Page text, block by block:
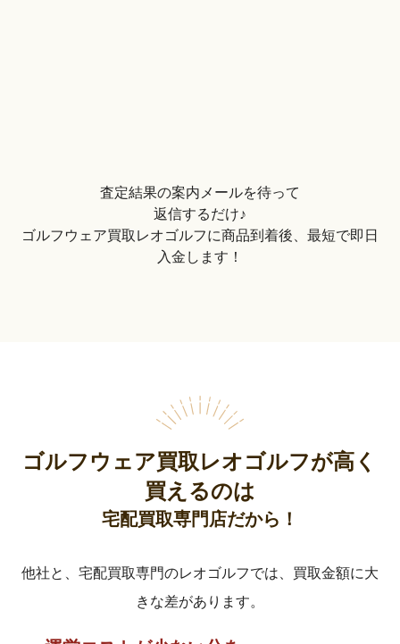
査定結果の案内メールを待って
返信するだけ♪
ゴルフウェア買取レオゴルフに商品到着後、最短で即日
入金します！
ゴルフウェア買取レオゴルフが高く
買えるのは
宅配買取専門店だから！
他社と、宅配買取専門のレオゴルフでは、買取金額に大
きな差があります。